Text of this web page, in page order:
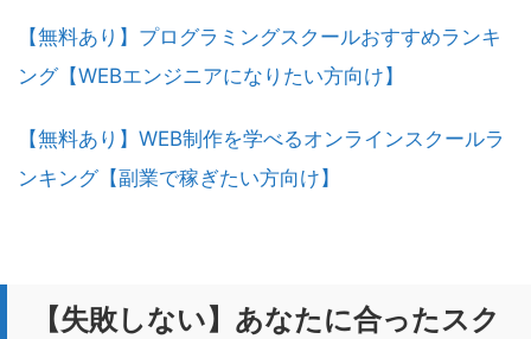
【無料あり】プログラミングスクールおすすめランキ
ング【WEBエンジニアになりたい方向け】
【無料あり】WEB制作を学べるオンラインスクールラ
ンキング【副業で稼ぎたい方向け】
【失敗しない】あなたに合ったスク